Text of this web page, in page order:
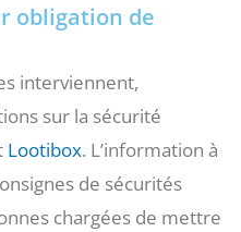
obligation de
interviennent,
sur la sécurité
Lootibox. L’information à
de sécurités
chargées de mettre